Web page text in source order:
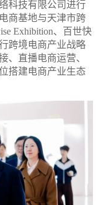
科技有限公司进行
商基地与天津市跨
Exhibition、百世快
跨境电商产业战略
、直播电商运营、
搭建电商产业生态